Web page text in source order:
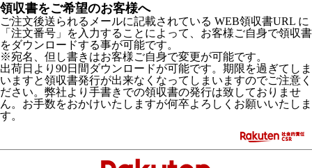
領収書をご希望のお客様へ
ご注文後送られるメールに記載されている WEB領収書URL に
「注文番号」を入力することによって、お客様ご自身で領収書
をダウンロードする事が可能です。
※宛名、但し書きはお客様ご自身で変更が可能です。
出荷日より90日間ダウンロードが可能です。期限を過ぎてしま
いますと領収書発行が出来なくなってしまいますのでご注意く
ださい。弊社より手書きでの領収書の発行は致しておりませ
ん。お手数をおかけいたしますが何卒よろしくお願いいたしま
す。